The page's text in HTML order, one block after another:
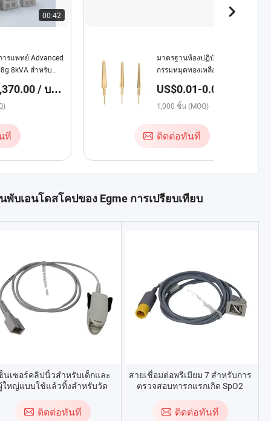
00:42
รแพทย์ Advanced
8kVA สำหรับ
/ บาง
ที
00:16
มาตรฐานห้องปฏิบัติการทันต
กรรมหมุดทองเหลือง
US$0.01-0.03 / บาง
ส่วน
1,000 ชิ้น (MOQ)
ติดต่อทันที
เอนโดสโคปของ Egme การเปรียบเทียบ
นเซอร์คลิปนิ้วสำหรับเด็กและ
ใหญ่แบบใช้แล้วทิ้งสำหรับวัด
SpO2
ติดต่อทันที
สายเชื่อมต่อพรีเมียม 7 สำหรับการ
ตรวจสอบทารกแรกเกิด SpO2
ติดต่อทันที